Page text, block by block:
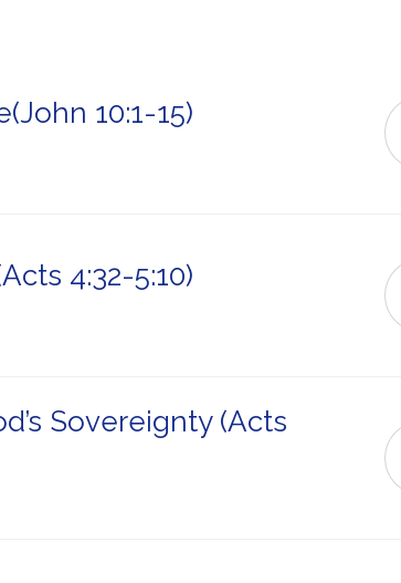
10:1-15)
4:32-5:10)
Sovereignty (Acts